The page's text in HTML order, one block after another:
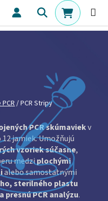
Hľadať
/PCR Stripy
PCR skúmaviekv
jamiek. Umožňujú
vzoriek súčasne,
medziplochými
alebo samostatnými
sterilného plastu
presnú PCR analýzu.